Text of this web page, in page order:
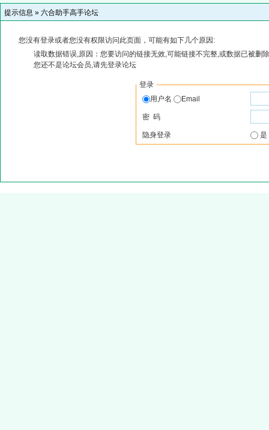
提示信息 » 六合助手高手论坛
您没有登录或者您没有权限访问此页面，可能有如下几个原因:
读取数据错误,原因：您要访问的链接无效,可能链接不完整,或数据已被删
您还不是论坛会员,请先登录论坛
登录
用户名
Email
密 码
隐身登录